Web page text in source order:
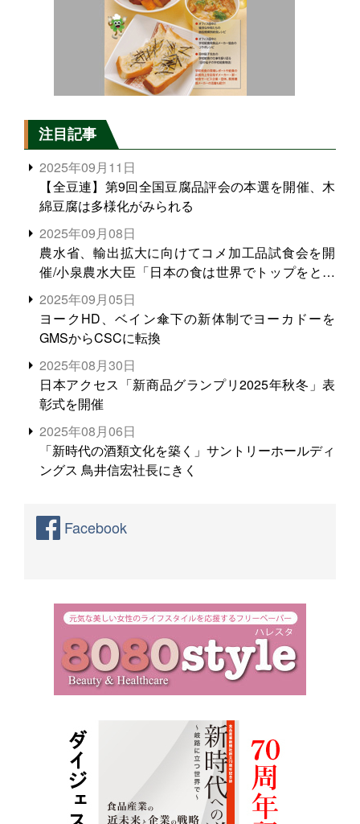
注目記事
2025年09月11日
【全豆連】第9回全国豆腐品評会の本選を開催、木
綿豆腐は多様化がみられる
2025年09月08日
農水省、輸出拡大に向けてコメ加工品試食会を開
催/小泉農水大臣「日本の食は世界でトップをとれ
る。米増産に向けて、米輸出需要の拡大を」
2025年09月05日
ヨークHD、ベイン傘下の新体制でヨーカドーを
GMSからCSCに転換
2025年08月30日
日本アクセス「新商品グランプリ2025年秋冬」表
彰式を開催
2025年08月06日
「新時代の酒類文化を築く」サントリーホールディ
ングス 鳥井信宏社長にきく
Facebook